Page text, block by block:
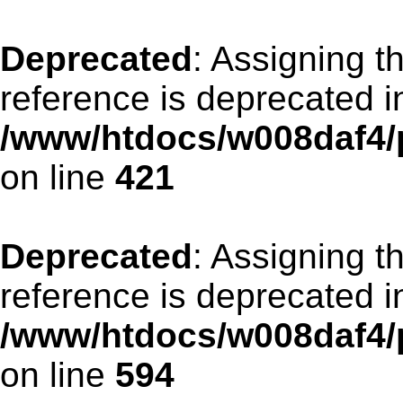
Deprecated: Assigning
reference is deprecated
/www/htdocs/
on line 421
Deprecated: Assigning
reference is deprecated
/www/htdocs/
on line 594